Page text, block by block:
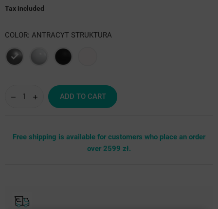
Tax included
COLOR: ANTRACYT STRUKTURA
AntracytBiały
połysk
Czarny
mat
ADD TO CART
Free shipping is available for customers who place an order
over 2599 zł.